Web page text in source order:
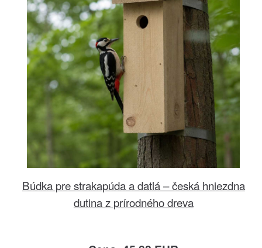
Búdka pre strakapúda a datlá – česká hniezdna
dutina z prírodného dreva